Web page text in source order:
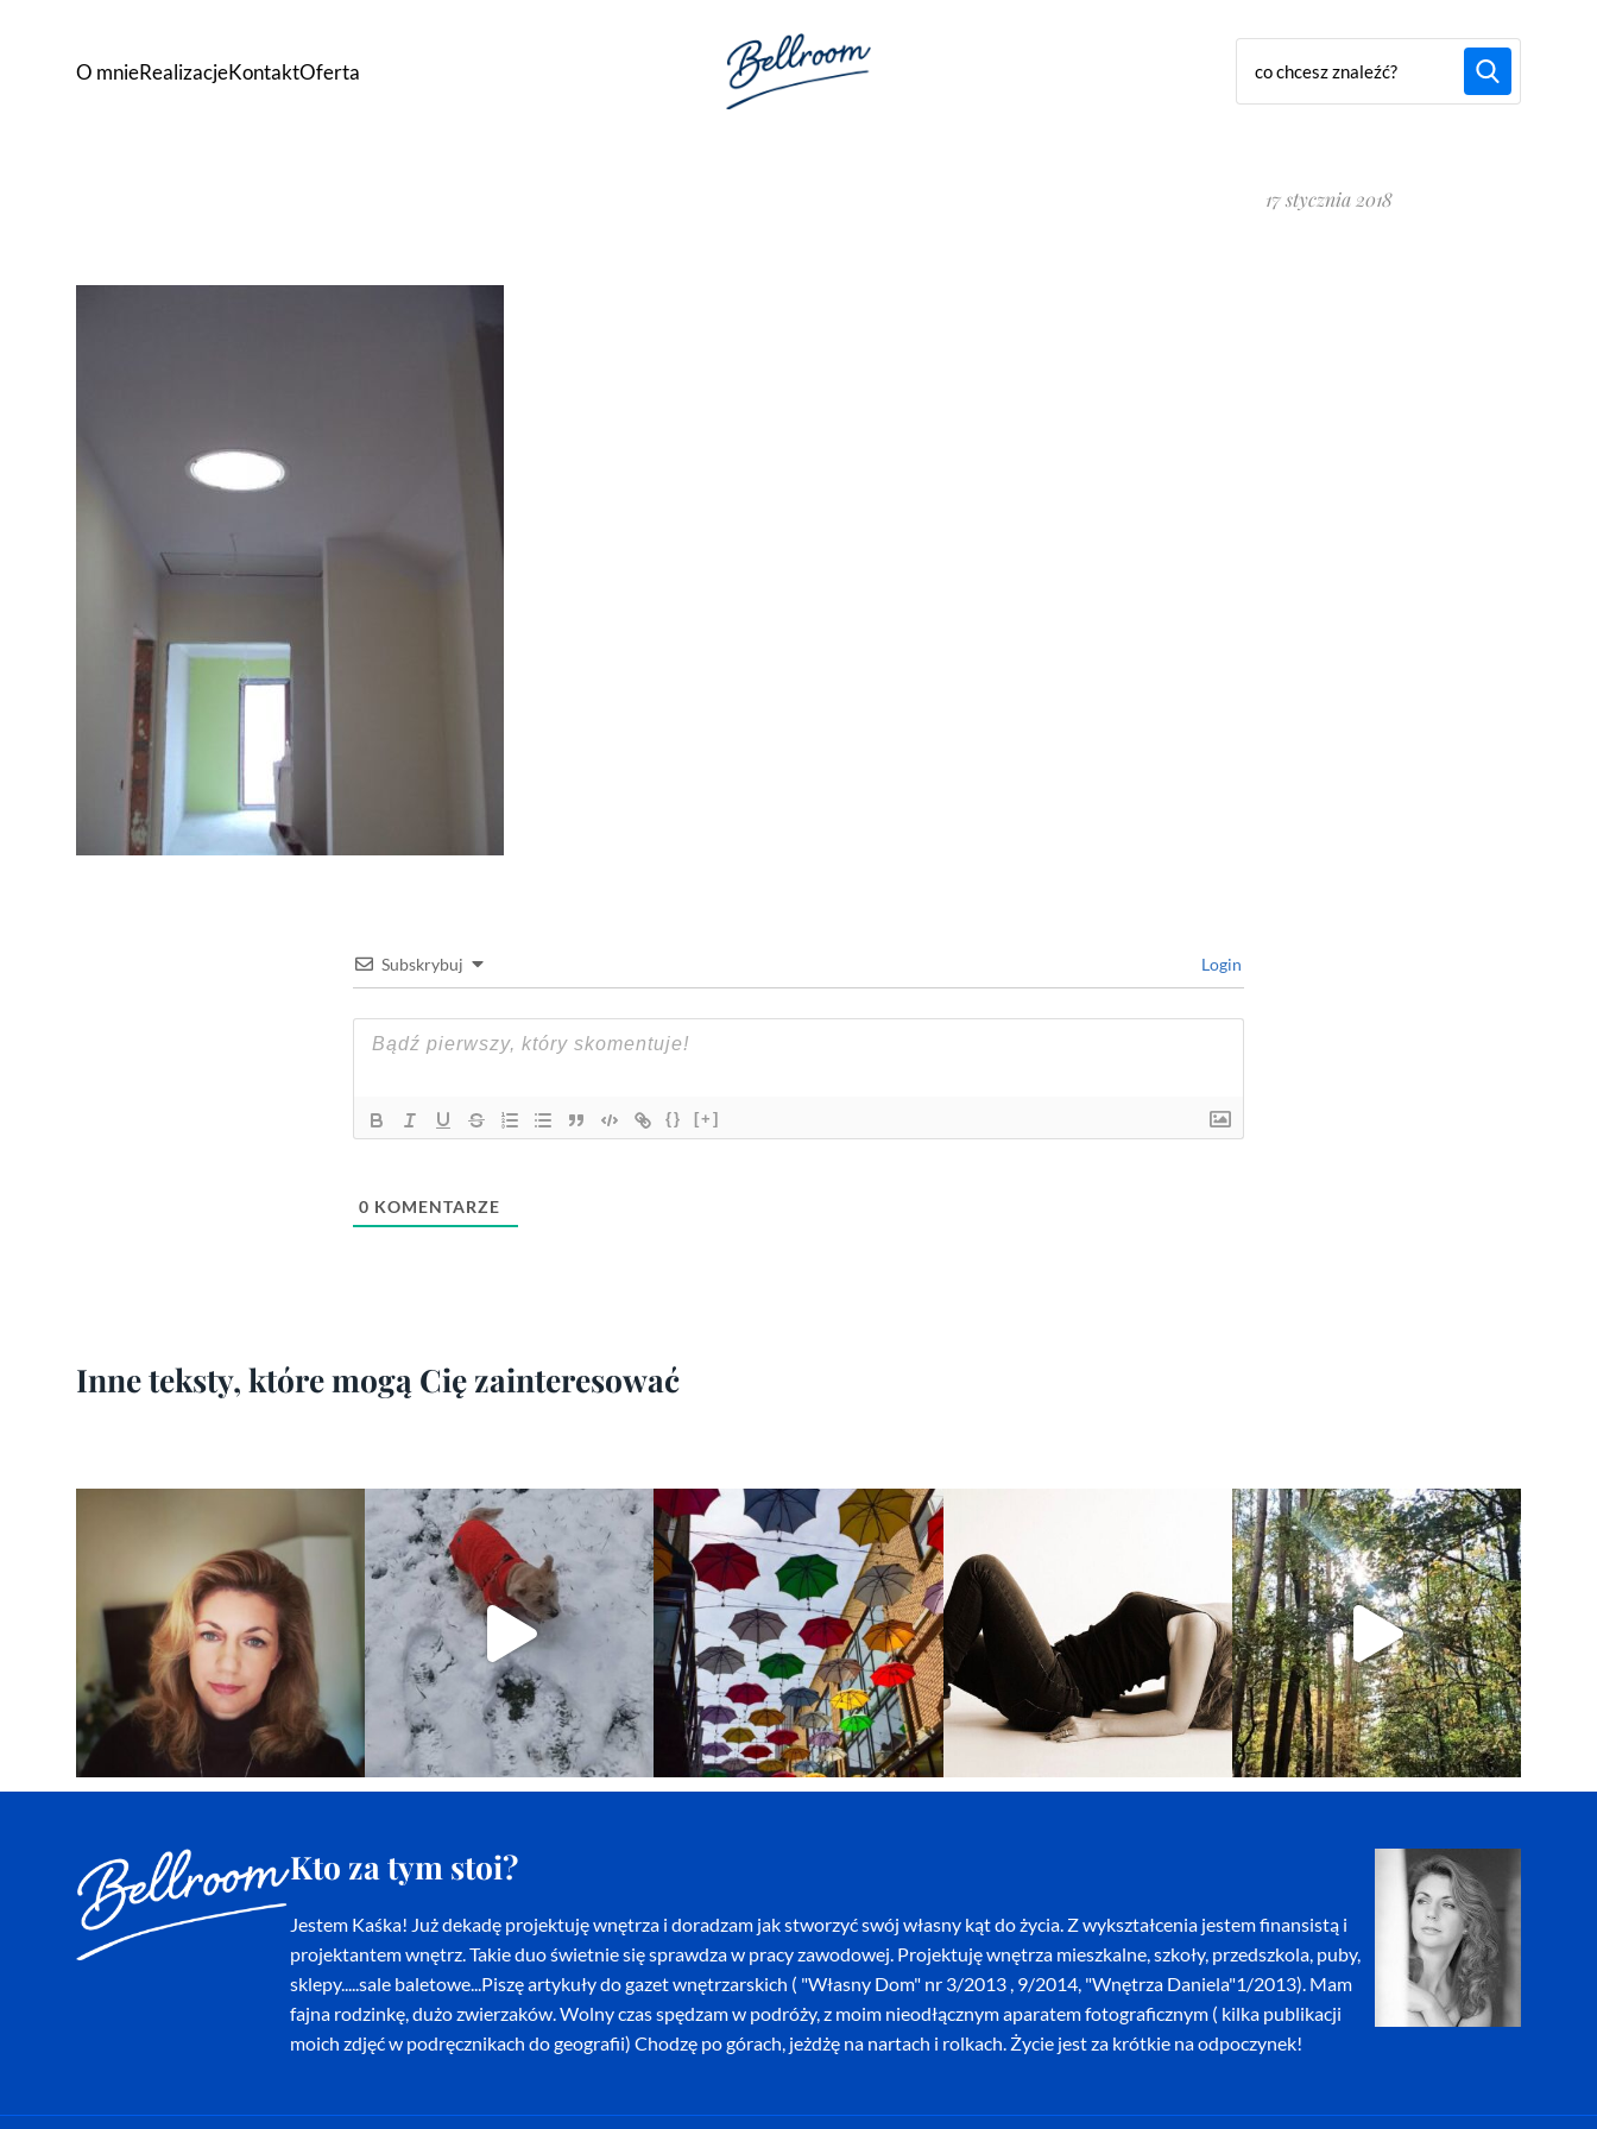
O mnieRealizacjeKontaktOferta
17 stycznia 2018
Subskrybuj Login
{} [+]
0 KOMENTARZE
Inne teksty, które mogą Cię zainteresować
Kto za tym stoi?
Jestem Kaśka! Już dekadę projektuję wnętrza i doradzam jak stworzyć swój własny kąt do życia. Z wykształcenia jestem finansistą i
projektantem wnętrz. Takie duo świetnie się sprawdza w pracy zawodowej. Projektuję wnętrza mieszkalne, szkoły, przedszkola, puby,
sklepy.....sale baletowe...Piszę artykuły do gazet wnętrzarskich ( "Własny Dom" nr 3/2013 , 9/2014, "Wnętrza Daniela"1/2013). Mam
fajna rodzinkę, dużo zwierzaków. Wolny czas spędzam w podróży, z moim nieodłącznym aparatem fotograficznym ( kilka publikacji
moich zdjęć w podręcznikach do geografii) Chodzę po górach, jeżdżę na nartach i rolkach. Życie jest za krótkie na odpoczynek!